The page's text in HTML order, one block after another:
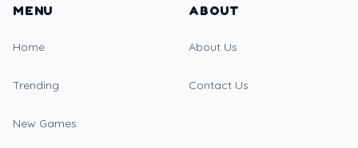
MENU
Home
Trending
New Games
ABOUT
About Us
Contact Us